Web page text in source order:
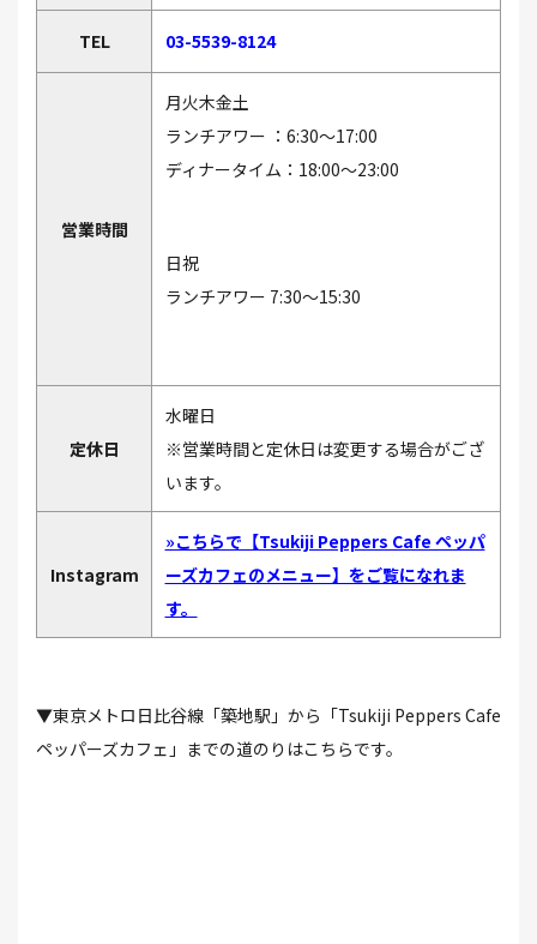
TEL 03-5539-8124
営業時間
月火木金土
ランチアワー ：6:30〜17:00
ディナータイム：18:00〜23:00
日祝
ランチアワー 7:30～15:30
定休日
水曜日
※営業時間と定休日は変更する場合がござ
います。
Instagram
»こちらで【Tsukiji Peppers Cafe ペッパ
ーズカフェのメニュー】をご覧になれま
す。
▼東京メトロ日比谷線「築地駅」から「Tsukiji Peppers Cafe
ペッパーズカフェ」までの道のりはこちらです。